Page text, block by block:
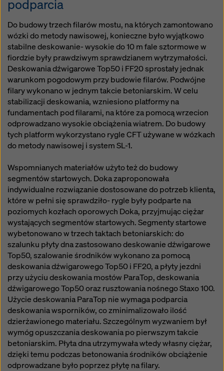
podparcia
Do budowy trzech filarów mostu, na których zamontowano
wózki do metody nawisowej, konieczne było wyjątkowo
stabilne deskowanie- wysokie do 10 m fale sztormowe w
fiordzie były prawdziwym sprawdzianem wytrzymałości.
Deskowania dźwigarowe Top50 i FF20 sprostały jednak
warunkom pogodowym przy budowie filarów. Podwójne
filary wykonano w jednym takcie betoniarskim. W celu
stabilizacji deskowania, wzniesiono platformy na
fundamentach pod filarami, na które za pomocą wrzecion
odprowadzano wysokie obciążenia wiatrem. Do budowy
tych platform wykorzystano rygle CFT używane w wózkach
do metody nawisowej i system SL-1.
Wspomnianych materiałów użyto też do budowy
segmentów startowych. Doka zaproponowała
indywidualne rozwiązanie dostosowane do potrzeb klienta,
które w pełni się sprawdziło- rygle były podparte na
poziomych kozłach oporowych Doka, przyjmując ciężar
wystających segmentów startowych. Segmenty startowe
wybetonowano w trzech taktach betoniarskich: do
szalunku płyty dna zastosowano deskowanie dźwigarowe
Top50, szalowanie środników wykonano za pomocą
deskowania dźwigarowego Top50 i FF20, a płyty jezdni
przy użyciu deskowania mostów ParaTop, deskowania
dźwigarowego Top50 oraz rusztowania nośnego Staxo 100.
Użycie deskowania ParaTop nie wymaga podparcia
deskowania wsporników, co zminimalizowało ilość
dzierżawionego materiału. Szczególnym wyzwaniem był
wymóg opuszczania deskowania po pierwszym takcie
betoniarskim. Płyta dna utrzymywała wtedy własny ciężar,
dzięki temu podczas betonowania środników obciążenie
odprowadzane było poprzez płytę na filary.